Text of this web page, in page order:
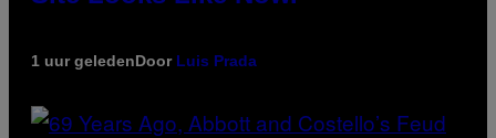
1 uur geledenDoor Luis Prada